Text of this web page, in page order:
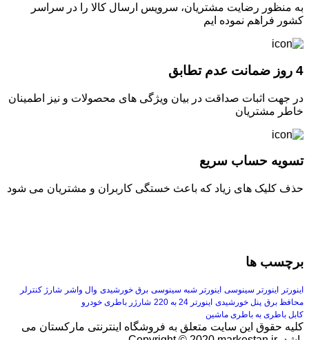
به منظور رضایت مشتریان، سرویس ارسال کالا را در سراسر
کشور فراهم نموده ایم
4 روز ضمانت عدم تطابق
در جهت اثبات صداقت در بیان ویژگی های محصولات و نیز اطمینان
خاطر مشتریان
تسویه حساب سریع
حذف کلیک های زیاد که باعث خستگی کاربران و مشتریان می شود
برچسب ها
اینورتر اینورتر سینوسی اینورتر شبه سینوسی برق خورشیدی وال واشر شارژ کنترلر
محافظ برق پنل خورشیدی اینورتر 24 به 220
شارژر باطری خودرو
کابل باطری به باطری ماشین
کلیه حقوق این سایت متعلق به فروشگاه اینترنتی مارکستان می